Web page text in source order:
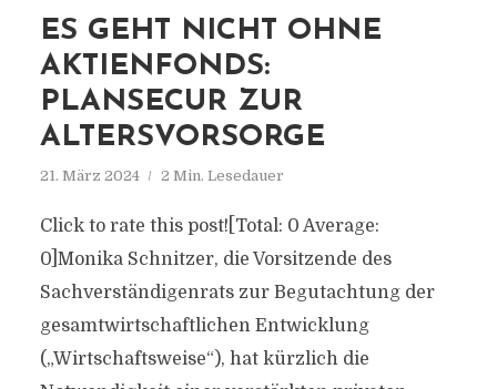
ES GEHT NICHT OHNE
AKTIENFONDS:
PLANSECUR ZUR
ALTERSVORSORGE
21. März 2024 2 Min. Lesedauer
Click to rate this post![Total: 0 Average:
0]Monika Schnitzer, die Vorsitzende des
Sachverständigenrats zur Begutachtung der
gesamtwirtschaftlichen Entwicklung
(„Wirtschaftsweise“), hat kürzlich die